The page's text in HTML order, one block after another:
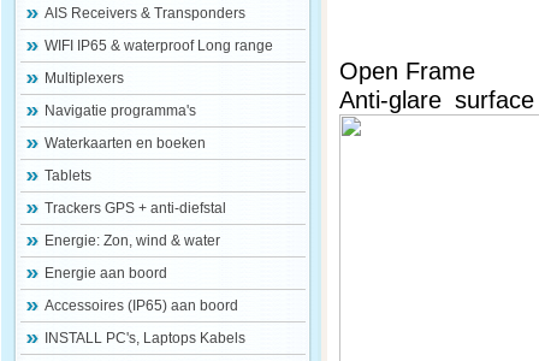
AIS Receivers & Transponders
WIFI IP65 & waterproof Long range
Multiplexers
Navigatie programma's
Waterkaarten en boeken
Tablets
Trackers GPS + anti-diefstal
Energie: Zon, wind & water
Energie aan boord
Accessoires (IP65) aan boord
INSTALL PC's, Laptops Kabels
Open Frame
Anti-